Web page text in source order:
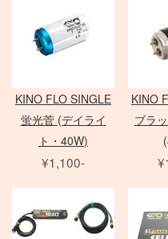
水中ハウジング
小道具デジタルカメラ
Sigma 単焦点レンズ
Sigma ズームレンズ
Laowa 単焦点レンズ
クラシックカメ
中判 在庫リスト
PL フィルター
クローズアップ
CROMOFILTER
電源部
ヘッド
モノブロック
アクセサリ
ARRI
Profoto
broncolor
アクセサリ
発電機/他
発電機
送風機
KINO FLO SINGLE
蛍光菅 (デイライ
ト・40W)
¥1,100-
KINO
ブラ